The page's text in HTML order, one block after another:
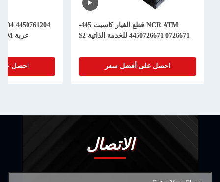
NCR ATM قطع الغيار كاسيت 445-
0726671 4450726671 للخدمة الذاتية S2
احصل على أفضل سعر احصل على
الاتصال